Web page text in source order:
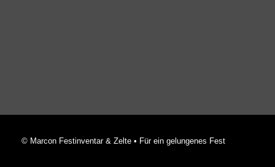
© Marcon Festinventar & Zelte • Für ein gelungenes Fest